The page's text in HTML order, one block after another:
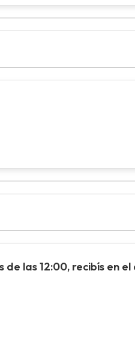
las 12:00, recibís en el